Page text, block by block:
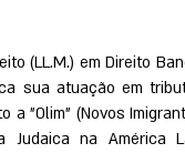
(LL.M.) em Direito
sua atuação em
"Olim" (Novos
Judaica na América